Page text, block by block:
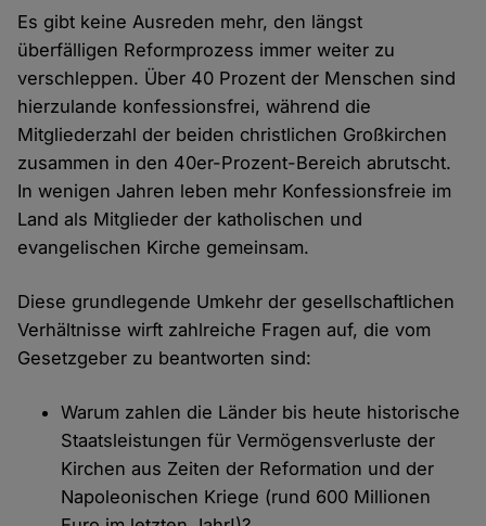
Es gibt keine Ausreden mehr, den längst
überfälligen Reformprozess immer weiter zu
verschleppen. Über 40 Prozent der Menschen sind
hierzulande konfessionsfrei, während die
Mitgliederzahl der beiden christlichen Großkirchen
zusammen in den 40er-Prozent-Bereich abrutscht.
In wenigen Jahren leben mehr Konfessionsfreie im
Land als Mitglieder der katholischen und
evangelischen Kirche gemeinsam.
Diese grundlegende Umkehr der gesellschaftlichen
Verhältnisse wirft zahlreiche Fragen auf, die vom
Gesetzgeber zu beantworten sind:
Warum zahlen die Länder bis heute historische
Staatsleistungen für Vermögensverluste der
Kirchen aus Zeiten der Reformation und der
Napoleonischen Kriege (rund 600 Millionen